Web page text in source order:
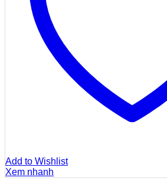
Add to Wishlist
Xem nhanh